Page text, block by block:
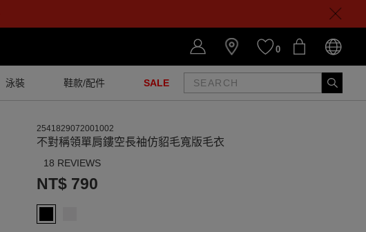
0
泳裝 鞋款/配件 SALE
2541829072001002
不對稱領單肩鏤空長袖仿貂毛寬版毛衣
18 REVIEWS
NT$ 790